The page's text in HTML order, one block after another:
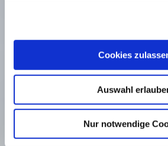
Cookies
Auswahl
Nur notwendige
Zugriffe auf meine Website zu
gibt die Website dem
Informationen zur Analyse
diese Informationen
zusammen, die Sie bereitgestellt
Rahmen Ihrer Nutzung der
Cookies sind kleine Textdateien,
verwendet werden, um die